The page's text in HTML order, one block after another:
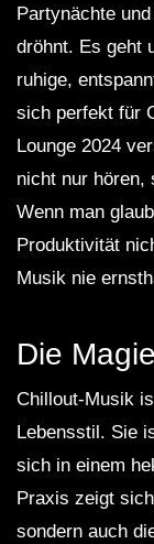
Partynächte
dröhnt. Es geht
ruhige,
sich perfekt für
Lounge 2024
nicht nur hören,
Wenn man
Produktivität
Musik nie
Die
Chillout-Musik
Lebensstil. Sie
sich in einem
Praxis zeigt
sondern auch